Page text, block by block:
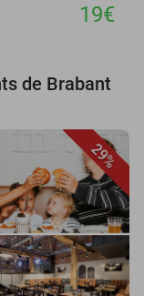
19€
de Brabant
29%